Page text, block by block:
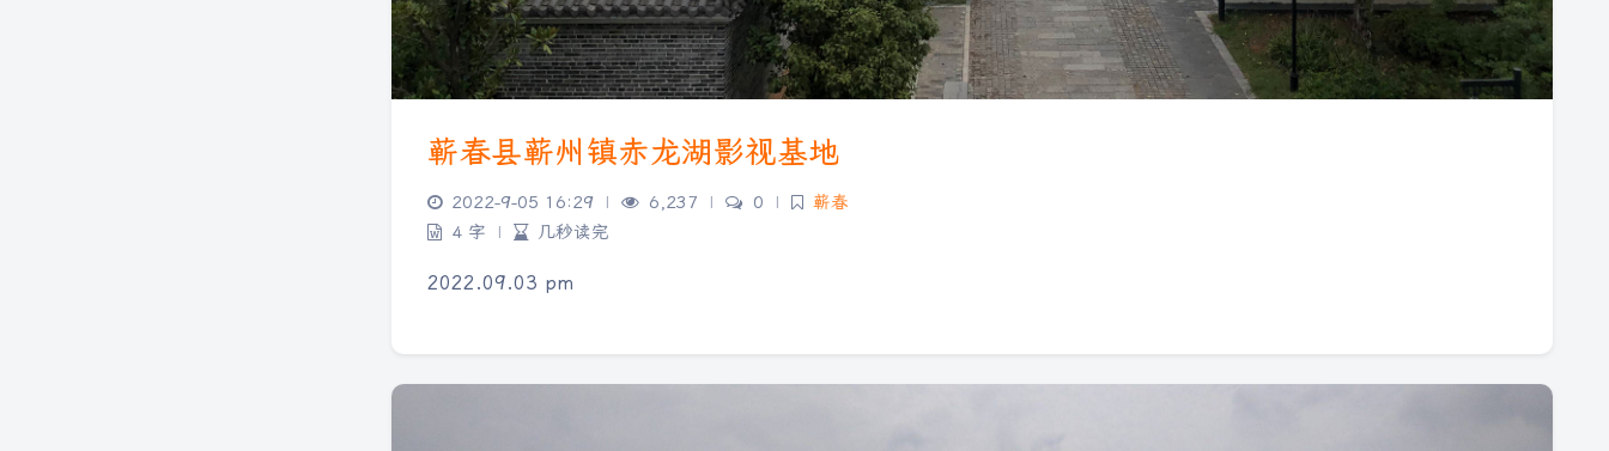
蕲春县蕲州镇赤龙湖影视基地
2022-9-05 16:29 | 6,237 | 0 |
蕲春
4 字
| 几秒读完
2022.09.03 pm